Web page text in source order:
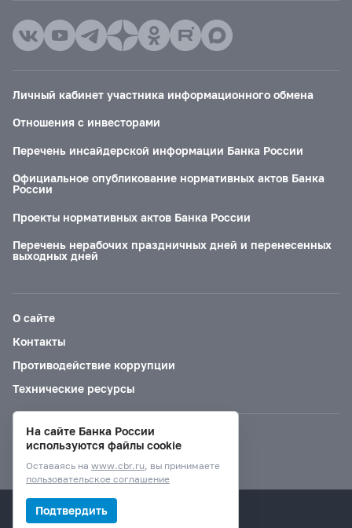
Личный кабинет участника информационного обмена
Отношения с инвесторами
Перечень инсайдерской информации Банка России
Официальное опубликование нормативных актов Банка
России
Проекты нормативных актов Банка России
Перечень нерабочих праздничных дней и перенесенных
выходных дней
О сайте
Контакты
Противодействие коррупции
Технические ресурсы
Версия для слабовидящих
© Банк России, 2000–2026.
На сайте Банка России
используются файлы cookie
Оставаясь на www.cbr.ru, вы принимаете
пользовательское соглашение
Подтвердить